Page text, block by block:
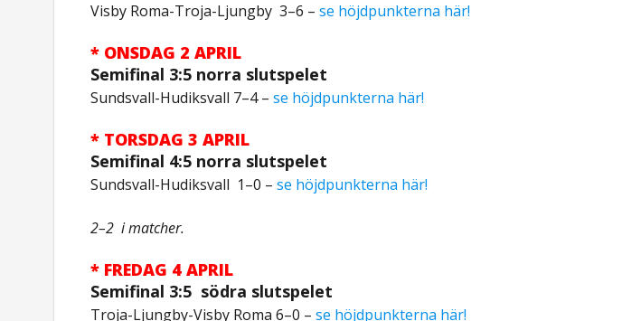
Visby Roma-Troja-Ljungby 3–6 –se höjdpunkterna här!
* ONSDAG 2 APRIL
Semifinal 3:5 norra slutspelet
Sundsvall-Hudiksvall 7–4 –se höjdpunkterna här!
* TORSDAG 3 APRIL
Semifinal 4:5 norra slutspelet
Sundsvall-Hudiksvall 1–0 –se höjdpunkterna här!
2–2 i matcher.
* FREDAG 4 APRIL
Semifinal 3:5 södra slutspelet
Troja-Ljungby-Visby Roma 6–0 –se höjdpunkterna här!